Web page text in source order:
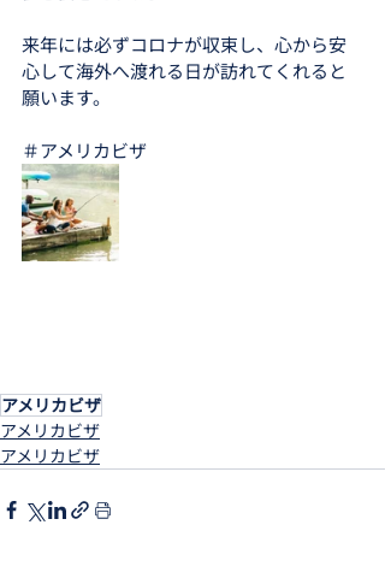
来年には必ずコロナが収束し、心から安
心して海外へ渡れる日が訪れてくれると
願います。
＃アメリカビザ
アメリカビザ
アメリカビザ
アメリカビザ